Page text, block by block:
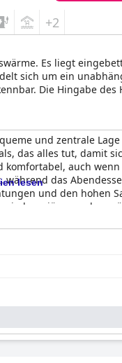
+2
Es liegt
sich um ein
Die Hingabe des
und zentrale
das alles tut, damit
auch
das
und den hohen
luxuriöses und
lesen